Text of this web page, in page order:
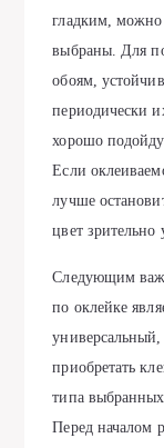
гладким, можно
выбраны. Для
обоям,
периодически
хорошо
Если
лучше
цвет зрительно
Следующим
по оклейке
приобретать
типа
Перед началом